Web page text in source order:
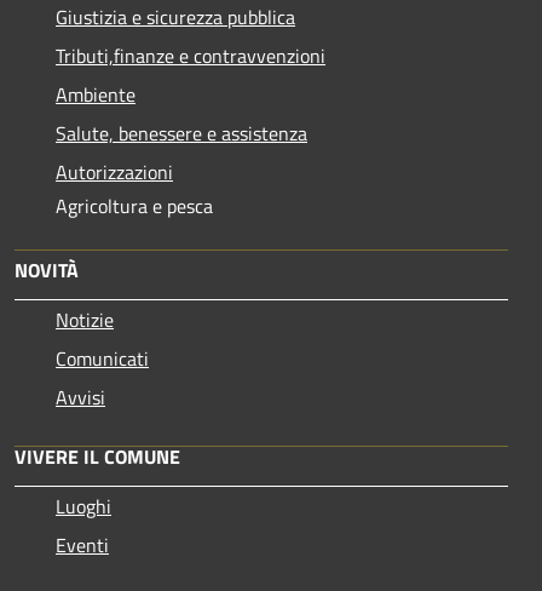
Giustizia e sicurezza pubblica
Tributi,finanze e contravvenzioni
Ambiente
Salute, benessere e assistenza
Autorizzazioni
Agricoltura e pesca
NOVITÀ
Notizie
Comunicati
Avvisi
VIVERE IL COMUNE
Luoghi
Eventi